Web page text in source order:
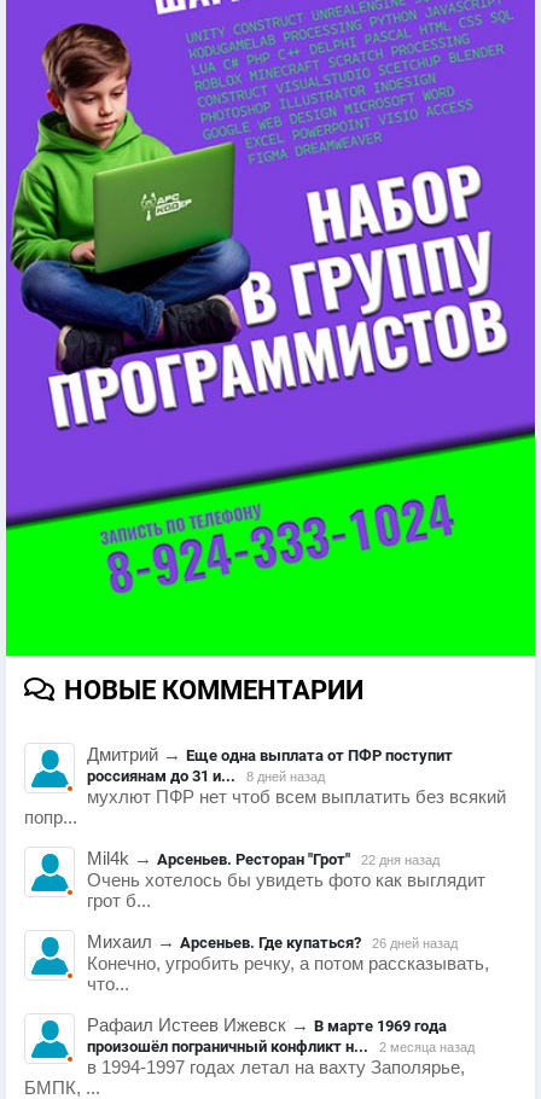
НОВЫЕ КОММЕНТАРИИ
Дмитрий → Еще одна выплата от ПФР поступит
россиянам до 31 и...
8 дней назад
мухлют ПФР нет чтоб всем выплатить без всякий
попр...
Mil4k → Арсеньев. Ресторан "Грот" 22 дня назад
Очень хотелось бы увидеть фото как выглядит
грот б...
Михаил → Арсеньев. Где купаться? 26 дней назад
Конечно, угробить речку, а потом рассказывать,
что...
Рафаил Истеев Ижевск → В марте 1969 года
произошёл пограничный конфликт н...
2 месяца назад
в 1994-1997 годах летал на вахту Заполярье,
БМПК, ...